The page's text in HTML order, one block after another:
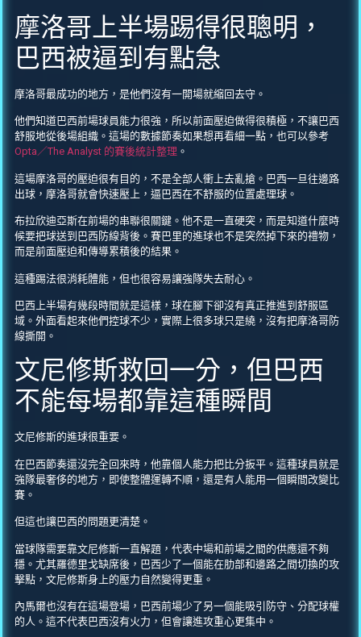
摩洛哥上半場踢得很聰明，
巴西被逼到有點急
摩洛哥最成功的地方，是他們沒有一開場就縮回去守。
他們知道巴西前場球員能力很強，所以前面壓迫做得很積極，不讓巴西
舒服地從後場組織。這場的數據節奏如果想再看細一點，也可以參考
Opta／The Analyst 的賽後統計整理 。
這場摩洛哥的壓迫很有目的，不是全部人衝上去亂搶。巴西一旦往邊路
出球，摩洛哥就會快速壓上，逼巴西在不舒服的位置處理球。
布拉欣迪亞斯在前場的串聯很關鍵。他不是一直硬突，而是知道什麼時
候要把球送到巴西防線背後。賽巴里的進球也不是突然掉下來的禮物，
而是前面壓迫和傳導累積後的結果。
這種踢法很消耗體能，但也很容易讓強隊失去耐心。
巴西上半場有幾段時間就是這樣，球在腳下卻沒有真正推進到舒服區
域。外面看起來他們控球不少，實際上很多球只是繞，沒有把摩洛哥防
線撕開。
文尼修斯救回一分，但巴西
不能每場都靠這種瞬間
文尼修斯的進球很重要。
在巴西節奏還沒完全回來時，他靠個人能力把比分扳平。這種球員就是
強隊最奢侈的地方，即使整體運轉不順，還是有人能用一個瞬間改變比
賽。
但這也讓巴西的問題更清楚。
當球隊需要靠文尼修斯一直解題，代表中場和前場之間的供應還不夠
穩。尤其羅德里戈缺席後，巴西少了一個能在肋部和邊路之間切換的攻
擊點，文尼修斯身上的壓力自然變得更重。
內馬爾也沒有在這場登場，巴西前場少了另一個能吸引防守、分配球權
的人。這不代表巴西沒有火力，但會讓進攻重心更集中。